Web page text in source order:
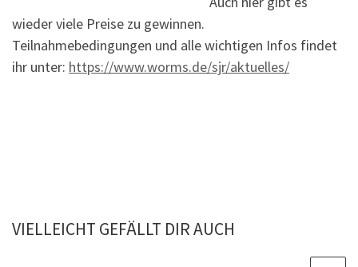
wieder viele Preise zu gewinnen.
Teilnahmebedingungen und alle wichtigen Infos findet
ihr unter: https://www.worms.de/sjr/aktuelles/
VIELLEICHT GEFÄLLT DIR AUCH